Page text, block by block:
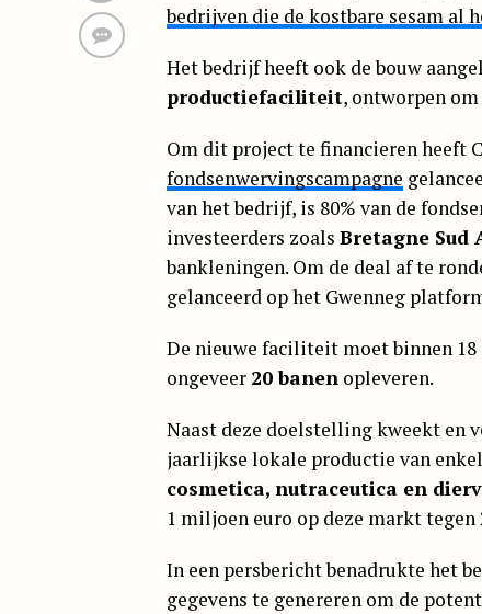
bedrijven die de kostbare sesam al
Het bedrijf heeft ook de bouw
productiefaciliteit, ontworpen
Om dit project te financieren heeft
fondsenwervingscampagne
van het bedrijf, is 80% van de
investeerders zoals Bretagne Sud
bankleningen. Om de deal af te
gelanceerd op het Gwenneg
De nieuwe faciliteit moet binnen
ongeveer 20 banen opleveren.
Naast deze doelstelling kweekt en
jaarlijkse lokale productie van
cosmetica, nutraceutica en
1 miljoen euro op deze markt tegen
In een persbericht benadrukte het
gegevens te genereren om de